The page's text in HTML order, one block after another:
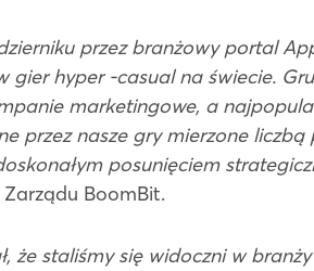
przez branżowy portal
gier hyper -casual na świecie.
marketingowe, a
przez nasze gry mierzone
posunięciem
BoomBit.
że staliśmy się widoczni w